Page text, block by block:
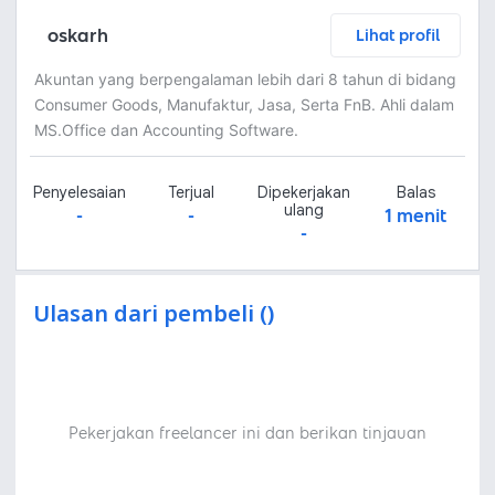
oskarh Lihat profil
Akuntan yang berpengalaman lebih dari 8 tahun di bidang
Consumer Goods, Manufaktur, Jasa, Serta FnB. Ahli dalam
MS.Office dan Accounting Software.
Penyelesaian
-
Terjual
-
Dipekerjakan
ulang
-
Balas
1 menit
Ulasan dari pembeli ()
Pekerjakan freelancer ini dan berikan tinjauan